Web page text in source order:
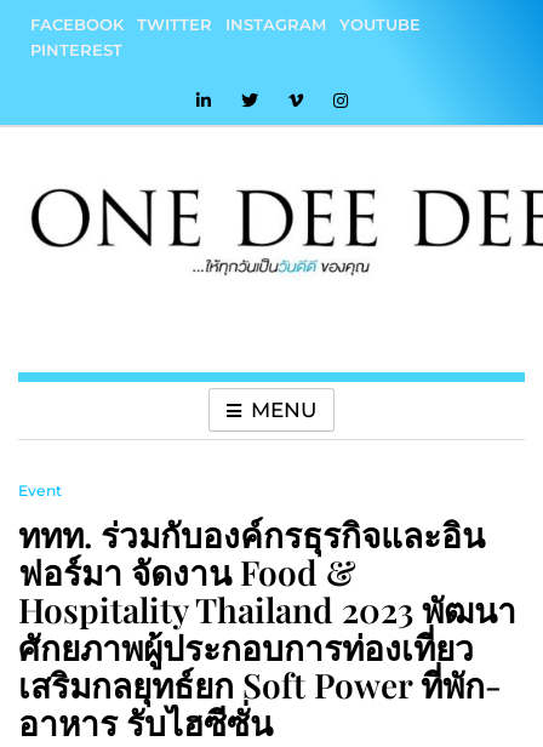
content
FACEBOOK TWITTER INSTAGRAM
YOUTUBE
PINTEREST
MENU
Event
ททท. ร่วมกับองค์กรธุรกิจและอิน
ฟอร์มา จัดงาน Food &
Hospitality Thailand 2023 พัฒนา
ศักยภาพผู้ประกอบการท่องเที่ยว
เสริมกลยุทธ์ยก Soft Power ที่พัก-
อาหาร รับไฮซีซั่น